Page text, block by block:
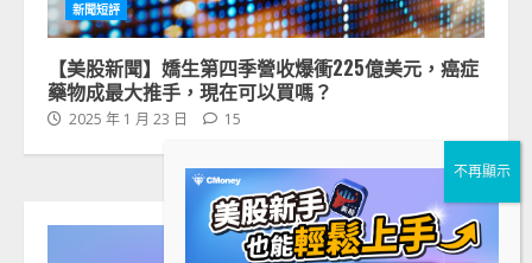
新聞短評
【美股新聞】嬌生第四季營收爆衝225億美元，癌症
藥物成最大推手，現在可以買嗎？
2025 年 1 月 23 日 15